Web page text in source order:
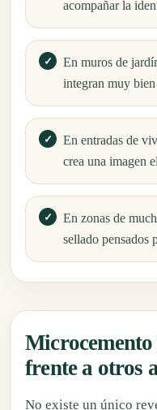
acompañar la
En muros de
integran muy
En entradas de
crea una imagen
En zonas de
sellado pensados
frente a otros
No existe un único